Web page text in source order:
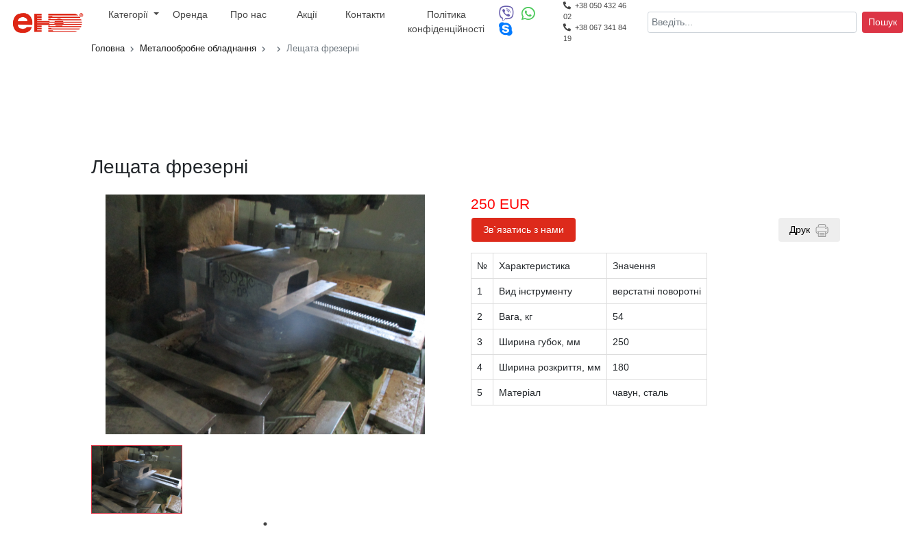
Категорії Оренда Про нас Акції Контакти
Політика
конфіденційності
+38 050 432 46
02
+38 067 341 84
19
Пошук
Головна Металообробне обладнання Лещата фрезерні
Лещата фрезерні
250 EUR
Зв`язатись з нами Друк
№ Характеристика Значення
1 Вид інструменту верстатні поворотні
2 Вага, кг 54
3 Ширина губок, мм 250
4 Ширина розкриття, мм 180
5 Матеріал чавун, сталь